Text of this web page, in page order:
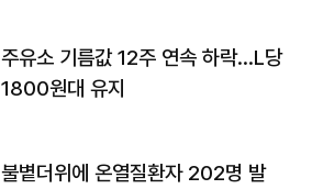
주유소 기름값 12주 연속 하락…L당
1800원대 유지
불볕더위에 온열질환자 202명 발